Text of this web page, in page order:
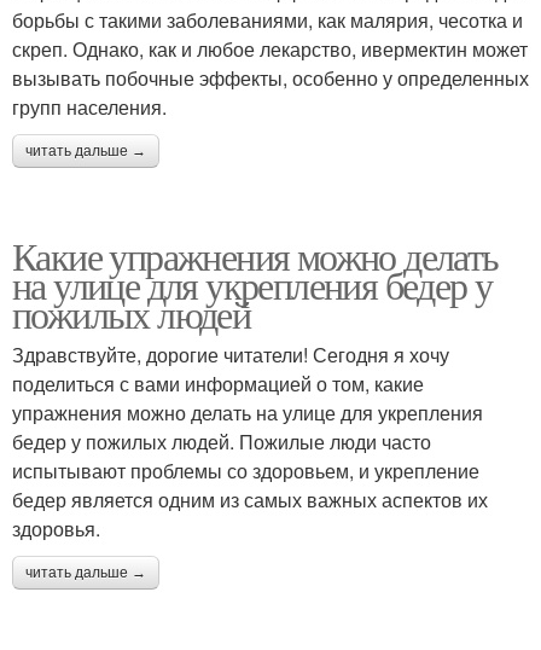
борьбы с такими заболеваниями, как малярия, чесотка и
скреп. Однако, как и любое лекарство, ивермектин может
вызывать побочные эффекты, особенно у определенных
групп населения.
читать дальше →
Какие упражнения можно делать
на улице для укрепления бедер у
пожилых людей
Здравствуйте, дорогие читатели! Сегодня я хочу
поделиться с вами информацией о том, какие
упражнения можно делать на улице для укрепления
бедер у пожилых людей. Пожилые люди часто
испытывают проблемы со здоровьем, и укрепление
бедер является одним из самых важных аспектов их
здоровья.
читать дальше →